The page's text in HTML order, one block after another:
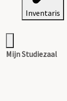
Inventaris
Mijn Studiezaal